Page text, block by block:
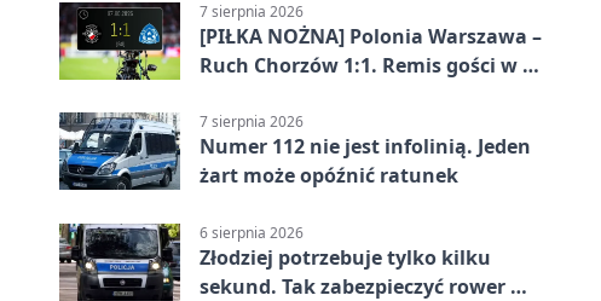
7 sierpnia 2026
[PIŁKA NOŻNA] Polonia Warszawa –
Ruch Chorzów 1:1. Remis gości w 3.
7 sierpnia 2026
Numer 112 nie jest infolinią. Jeden
żart może opóźnić ratunek
6 sierpnia 2026
Złodziej potrzebuje tylko kilku
sekund. Tak zabezpieczyć rower w